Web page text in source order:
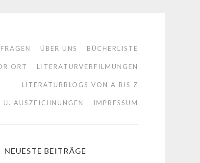
ÜBER UNS BÜCHERLISTE
ORT LITERATURVERFILMUNGEN
LITERATURBLOGS VON A BIS Z
U. AUSZEICHNUNGEN IMPRESSUM
NEUESTE BEITRÄGE